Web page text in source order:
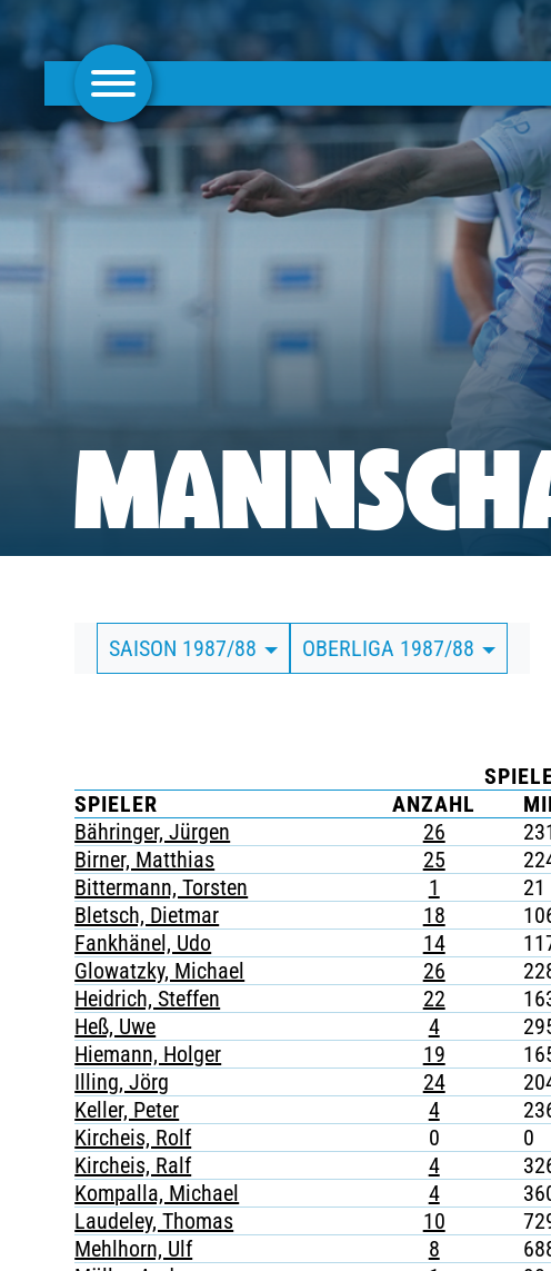
AKTUELLES
FRAUEN
CLUBMITGLIEDSCHAFT
BUSINESS
SÜDKURVE
TICKETING
SAISON 1987/88 OBERLIGA 1987/88
SPIELER
ANZAHL
Bähringer, Jürgen
26
Birner, Matthias
25
Bittermann, Torsten
1 21
Bletsch, Dietmar
18
Fankhänel, Udo
14
Glowatzky, Michael
26
Heidrich, Steffen
22
Heß, Uwe
4
Hiemann, Holger
19
Illing, Jörg
24
Keller, Peter
4
Kircheis, Rolf
0 0
Kircheis, Ralf
4
Kompalla, Michael
4
Laudeley, Thomas
10
Mehlhorn, Ulf
8